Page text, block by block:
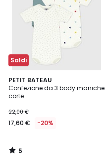
Saldi
PETIT BATEAU
Confezione da 3 body maniche
corte
22,00 €
17,60 € -20%
5
/
5
5
/